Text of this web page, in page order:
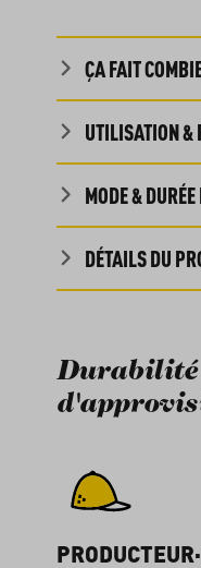
ÇA FAIT
UTILISATION &
MODE &
DÉTAILS DU